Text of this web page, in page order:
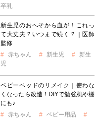
卒乳
新生児のおへそから血が！これっ
て大丈夫？いつまで続く？｜医師
監修
赤ちゃん
新生児
新生
児
ベビーベッドのリメイク｜使わな
くなったら改造！DIYで勉強机や棚
にも♪
赤ちゃん
ベビー用品